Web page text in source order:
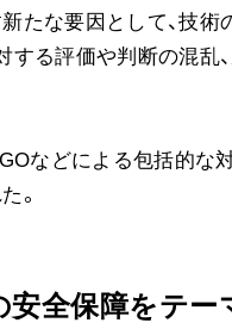
たな要因として、技
する評価や判断の混乱
などによる包括的な
。
全保障をテー